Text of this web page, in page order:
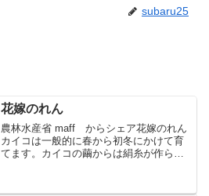
subaru25
花嫁のれん
農林水産省 maff からシェア花嫁のれん
カイコは一般的に春から初冬にかけて育
てます。カイコの繭からは絹糸が作られ